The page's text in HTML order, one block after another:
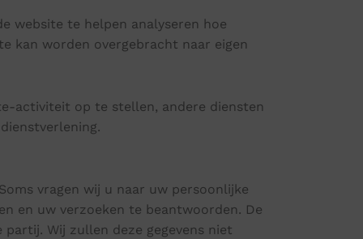
website te helpen analyseren hoe
kan worden overgebracht naar eigen
activiteit op te stellen, andere diensten
vragen wij u naar uw persoonlijke
en uw verzoeken te beantwoorden. De
partij. Wij zullen deze gegevens niet